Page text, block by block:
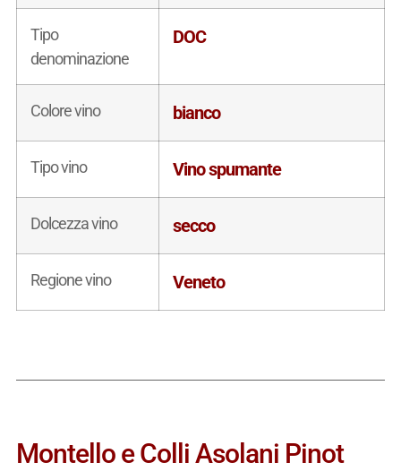
Tipo
denominazione
DOC
Colore vino bianco
Tipo vino Vino spumante
Dolcezza vino secco
Regione vino Veneto
Montello e Colli Asolani Pinot